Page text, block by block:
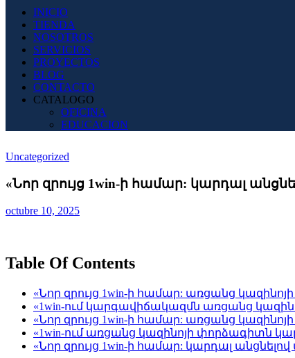
INICIO
TIENDA
NOSOTROS
SERVICIOS
PROYECTOS
BLOG
CONTACTO
CATALOGO
OFICINA
EDUCACION
Uncategorized
«Նոր զրույց 1win-ի համար: կարդալ
octubre 10, 2025
Table Of Contents
«Նոր զրույց 1win-ի համար: առցանց
«1win-ում կարգավիճակազմն առցանց
«Նոր զրույց 1win-ի համար: առցանց
«1win-ում առցանց կազինոյի փորձագիտն
«Նոր զրույց 1win-ի համար: կարդալ